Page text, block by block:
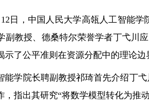
12日，中国人民大学高瓴人工智能
副教授、德桑特尔荣誉学者丁弋川应
示了公平准则在资源分配中的理论边
能学院长聘副教授祁琦首先介绍丁
，指出其研究“将数学模型转化为推